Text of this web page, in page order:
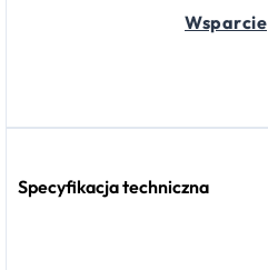
Wsparcie
Specyfikacja techniczna